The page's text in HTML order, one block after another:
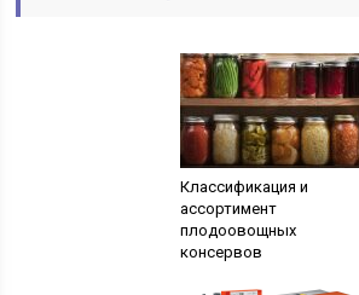
Классификация и
ассортимент
плодоовощных
консервов